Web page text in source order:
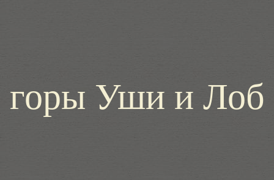
горы Уши и Лоб